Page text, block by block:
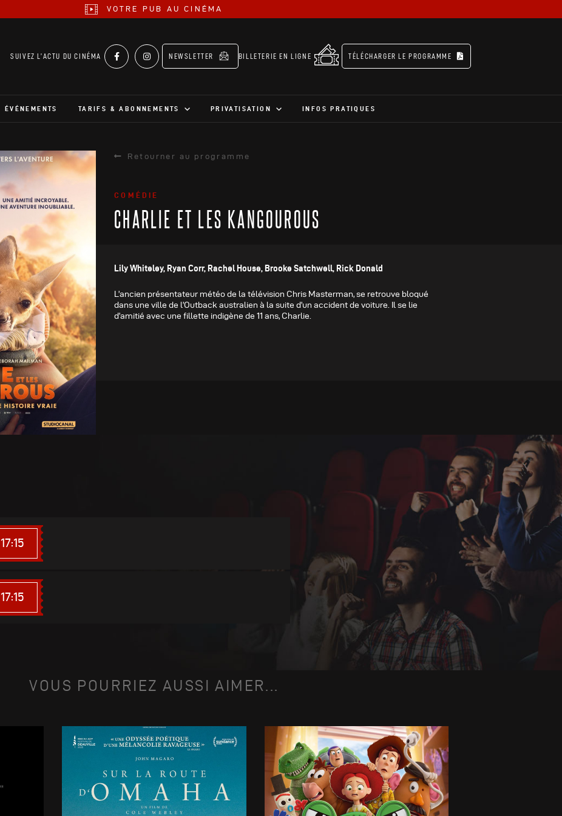
VOTRE PUB AU CINÉMA
SUIVEZ L’ACTU DU CINÉMA NEWSLETTER BILLETERIE EN LIGNE TÉLÉCHARGER LE PROGRAMME
ÉVÉNEMENTS TARIFS & ABONNEMENTS PRIVATISATION INFOS PRATIQUES
Retourner au programme
COMÉDIE
CHARLIE ET LES KANGOUROUS
Lily Whiteley, Ryan Corr, Rachel House, Brooke Satchwell, Rick Donald
L’ancien présentateur météo de la télévision Chris Masterman, se retrouve bloqué
dans une ville de l’Outback australien à la suite d’un accident de voiture. Il se lie
d’amitié avec une fillette indigène de 11 ans, Charlie.
17:15
17:15
VOUS POURRIEZ AUSSI AIMER...